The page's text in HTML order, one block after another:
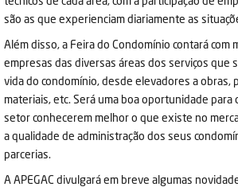
são as que experienciam diariamente as
Além disso, a Feira do Condomínio contará com
empresas das diversas áreas dos serviços que
vida do condomínio, desde elevadores a obras,
materiais, etc. Será uma boa oportunidade
setor conhecerem melhor o que existe no
a qualidade de administração dos seus
parcerias.
A APEGAC divulgará em breve algumas